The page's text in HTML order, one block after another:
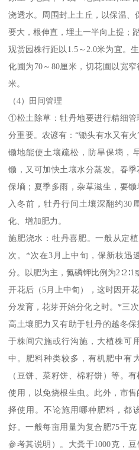
浇透水。周围封上土丘，以保温、
要大，根伸直，埋土一半向上提；
观赏园株行距以1.5～2.0米为宜。
化圃为70～80厘米，切花圃以宽
米。
（4）田间管理
①松土除草：牡丹地要进行精细
分重要。农谚有：“锄头有水又有火
锄地能使土壤疏松，防旱保墒，
锄，又可加快土壤水分蒸发。春
保墒；夏季多雨，杂草滋生，要锄
入冬前，牡丹行间土壤深翻约30
化、增加肥力。
施肥浇水：牡丹喜肥。一般从定
次。*次在3月上中旬，保新枝迅
分。以肥为主，氮磷钾比例为2∶2∶1
开花后（5月上中旬），这时因开
分发育，花芽开始分化之时。*三
高土壤肥力又有助于牡丹的越冬
于株间穴施或行沟施，大植株可
中。肥料种类较多，有机肥中有
（豆饼、菜籽饼、棉籽饼）等。
使用，以免烧根生虫。此外，市
择使用。不论施用哪种肥料，都
好。一般每亩用量为复合肥75千
参考其说明）。大粪干1000克，